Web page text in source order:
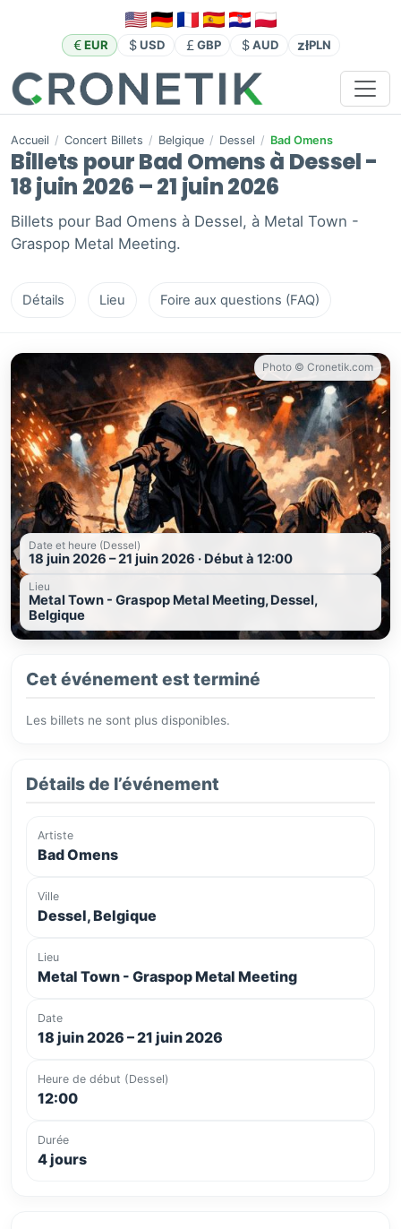
EUR USD GBP AUD złPLN
Accueil / Concert Billets / Belgique / Dessel / Bad Omens
Billets pour Bad Omens à Dessel -
18 juin 2026 – 21 juin 2026
Billets pour Bad Omens à Dessel, à Metal Town -
Graspop Metal Meeting.
Détails Lieu Foire aux questions (FAQ)
Photo © Cronetik.com
Date et heure (Dessel)
18 juin 2026 – 21 juin 2026 · Début à 12:00
Lieu
Metal Town - Graspop Metal Meeting, Dessel,
Belgique
Cet événement est terminé
Les billets ne sont plus disponibles.
Détails de l’événement
Artiste
Bad Omens
Ville
Dessel, Belgique
Lieu
Metal Town - Graspop Metal Meeting
Date
18 juin 2026 – 21 juin 2026
Heure de début (Dessel)
12:00
Durée
4 jours